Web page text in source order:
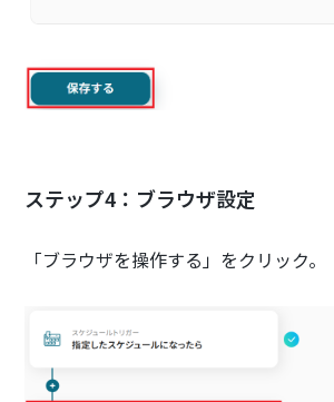
ステップ4：ブラウザ設定
「ブラウザを操作する」をクリック。